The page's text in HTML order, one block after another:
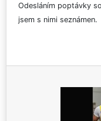
Odesláním poptávky
jsem s nimi seznámen.